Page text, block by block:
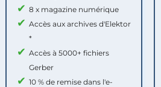
8 x magazine numérique
Accès aux archives d'Elektor
*
Accès à 5000+ fichiers
Gerber
10 % de remise dans l'e-